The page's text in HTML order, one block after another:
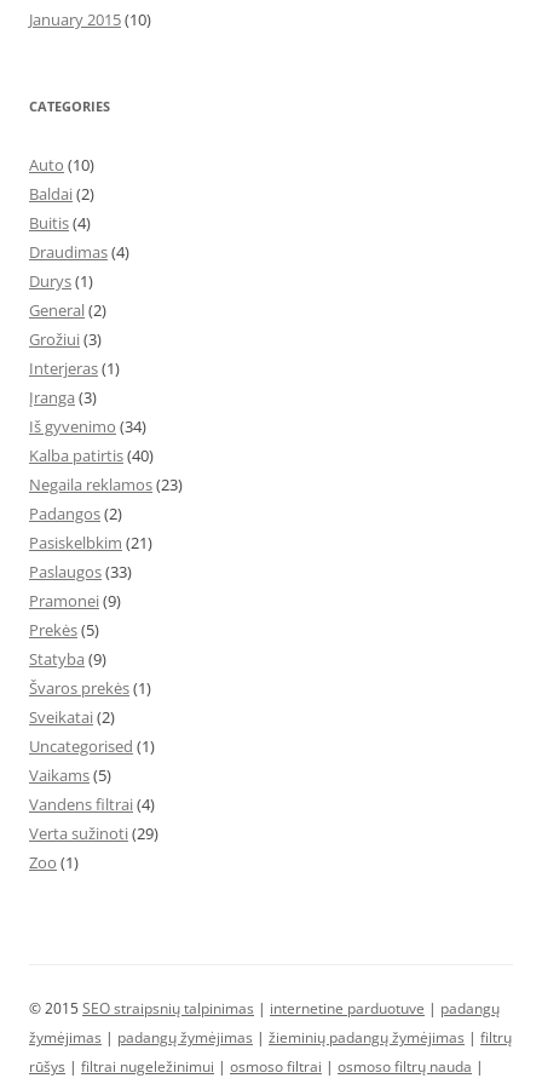
January 2015(10)
CATEGORIES
Auto (10)
Baldai(2)
Buitis(4)
Draudimas(4)
Durys(1)
General(2)
Grožiui(3)
Interjeras(1)
Įranga (3)
Iš gyvenimo (34)
Kalba patirtis(40)
Negaila reklamos(23)
Padangos(2)
Pasiskelbkim (21)
Paslaugos(33)
Pramonei(9)
Prekės(5)
Statyba (9)
Švaros prekės(1)
Sveikatai(2)
Uncategorised (1)
Vaikams(5)
Vandens filtrai(4)
Verta sužinoti(29)
Zoo (1)
© 2015SEO straipsnių talpinimas | internetine parduotuve | padangų
žymėjimas | padangų žymėjimas | žieminių padangų žymėjimas | filtrų
rūšys | filtrai nugeležinimui | osmoso filtrai | osmoso filtrų nauda |